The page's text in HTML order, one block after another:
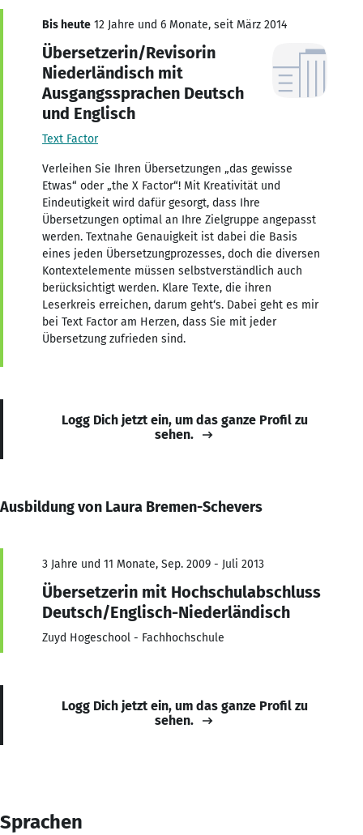
Bis heute 12 Jahre und 6 Monate, seit März 2014
Übersetzerin/Revisorin
Niederländisch mit
Ausgangssprachen Deutsch
und Englisch
Text Factor
Verleihen Sie Ihren Übersetzungen „das gewisse
Etwas“ oder „the X Factor“! Mit Kreativität und
Eindeutigkeit wird dafür gesorgt, dass Ihre
Übersetzungen optimal an Ihre Zielgruppe angepasst
werden. Textnahe Genauigkeit ist dabei die Basis
eines jeden Übersetzungprozesses, doch die diversen
Kontextelemente müssen selbstverständlich auch
berücksichtigt werden. Klare Texte, die ihren
Leserkreis erreichen, darum geht‘s. Dabei geht es mir
bei Text Factor am Herzen, dass Sie mit jeder
Übersetzung zufrieden sind.
Logg Dich jetzt ein, um das ganze Profil zu
sehen.
Ausbildung von Laura Bremen-Schevers
3 Jahre und 11 Monate, Sep. 2009 - Juli 2013
Übersetzerin mit Hochschulabschluss
Deutsch/Englisch-Niederländisch
Zuyd Hogeschool - Fachhochschule
Logg Dich jetzt ein, um das ganze Profil zu
sehen.
Sprachen